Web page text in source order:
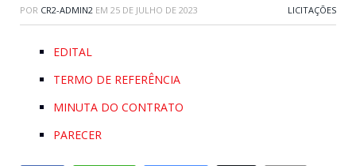
POR CR2-ADMIN2 EM 25 DE JULHO DE 2023 LICITAÇÕES
EDITAL
TERMO DE REFERÊNCIA
MINUTA DO CONTRATO
PARECER